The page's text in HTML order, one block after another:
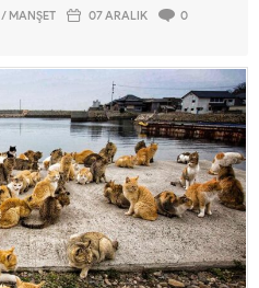
/ MANŞET 07 ARALIK
0